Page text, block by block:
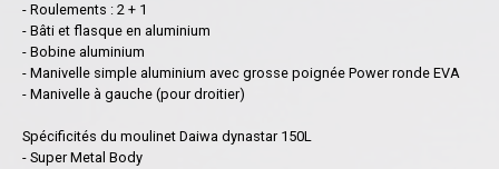
- Roulements : 2 + 1
- Bâti et flasque en aluminium
- Bobine aluminium
- Manivelle simple aluminium avec grosse poignée Power ronde EVA
- Manivelle à gauche (pour droitier)
Spécificités du moulinet Daiwa dynastar 150L
- Super Metal Body